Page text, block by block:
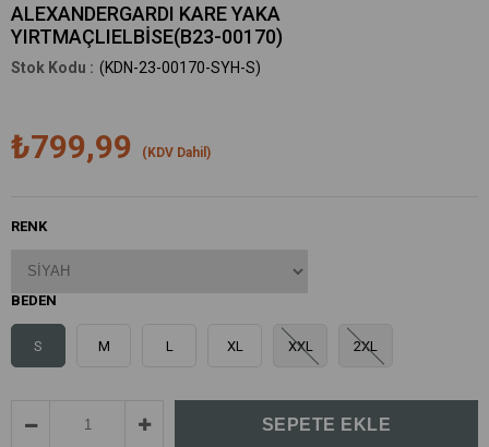
ALEXANDERGARDI KARE YAKA
YIRTMAÇLIELBİSE(B23-00170)
(KDN-23-00170-SYH-S)
₺799,99 (KDV Dahil)
RENK
BEDEN
S M L XL XXL 2XL